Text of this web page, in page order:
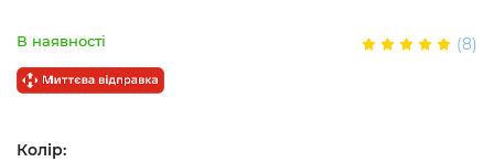
В наявності (8)
Колір: